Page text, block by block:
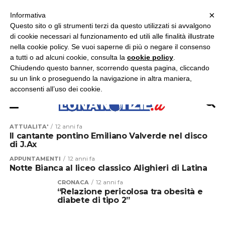
ASCOLTA RADIO LUNA
ATTUALITA' 12 anni fa
Il cantante pontino Emiliano Valverde nel disco
di J.Ax
APPUNTAMENTI 12 anni fa
Notte Bianca al liceo classico Alighieri di Latina
CRONACA 12 anni fa
“Relazione pericolosa tra obesità e
diabete di tipo 2”
×
×
Informativa
Questo sito o gli strumenti terzi da questo utilizzati si avvalgono
di cookie necessari al funzionamento ed utili alle finalità illustrate
nella cookie policy. Se vuoi saperne di più o negare il consenso
a tutti o ad alcuni cookie, consulta la cookie policy
Chiudendo questo banner, scorrendo questa pagina, cliccando
su un link o proseguendo la navigazione in altra maniera,
acconsenti all’uso dei cookie.